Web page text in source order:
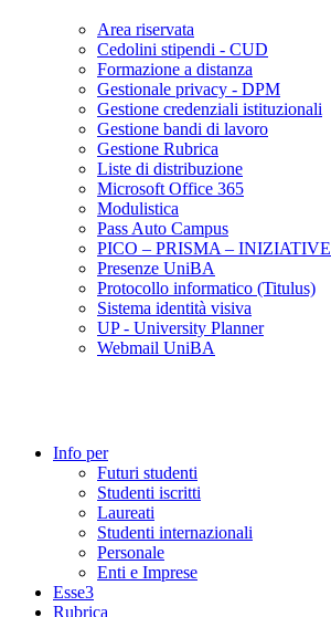
Area riservata
Cedolini stipendi - CUD
Formazione a distanza
Gestionale privacy - DPM
Gestione credenziali istituzionali
Gestione bandi di lavoro
Gestione Rubrica
Liste di distribuzione
Microsoft Office 365
Modulistica
Pass Auto Campus
PICO – PRISMA – INIZIATIVE
Presenze UniBA
Protocollo informatico (Titulus)
Sistema identità visiva
UP - University Planner
Webmail UniBA
Info per
Futuri studenti
Studenti iscritti
Laureati
Studenti internazionali
Personale
Enti e Imprese
Esse3
Rubrica